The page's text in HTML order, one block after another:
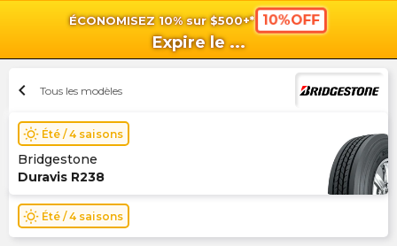
ÉCONOMISEZ 10% sur $500+* 10%OFF
Expire le ...
chevron_left Tous les modèles
wb_sunny Été / 4 saisons
Bridgestone
Duravis R238
wb_sunny Été / 4 saisons